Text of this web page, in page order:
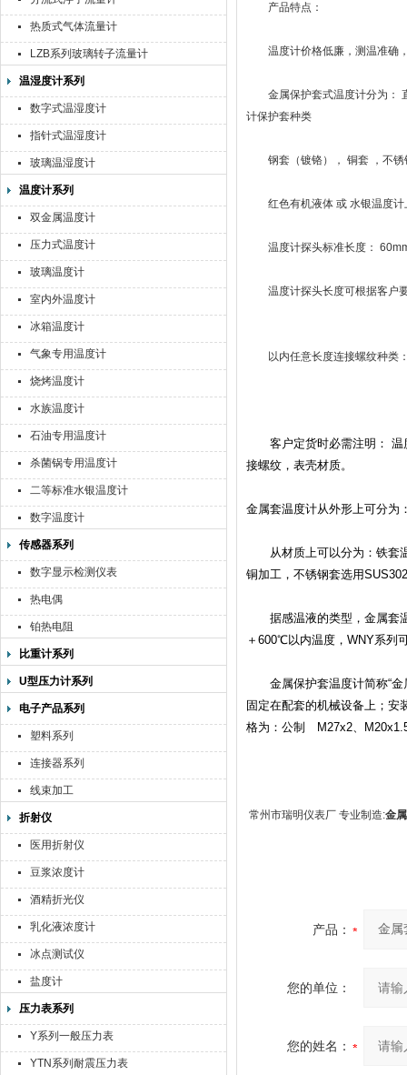
热质式气体流量计
LZB系列玻璃转子流量计
温湿度计系列
数字式温湿度计
指针式温湿度计
玻璃温湿度计
温度计系列
双金属温度计
压力式温度计
玻璃温度计
室内外温度计
冰箱温度计
气象专用温度计
烧烤温度计
水族温度计
石油专用温度计
杀菌锅专用温度计
二等标准水银温度计
数字温度计
传感器系列
数字显示检测仪表
热电偶
铂热电阻
比重计系列
U型压力计系列
电子产品系列
塑料系列
连接器系列
线束加工
折射仪
医用折射仪
豆浆浓度计
酒精折光仪
乳化液浓度计
冰点测试仪
盐度计
压力表系列
Y系列一般压力表
YTN系列耐震压力表
产品特点：
温度计价格低廉，测温准确
金属保护套式温度计分为：
计保护套种类
钢套（镀铬）， 铜套 ，不锈
红色有机液体 或 水银温度计
温度计探头标准长度： 60mm
温度计探头长度可根据客户
以内任意长度连接螺纹种类：
客户定货时必需注明： 温
接螺纹，表壳材质。
金属套温度计从外形上可分为
从材质上可以分为：铁套温
铜加工，不锈钢套选用
据感温液的类型，金属套温
＋600℃以内温度，WNY系列
金属保护套温度计简称“金
固定在配套的机械设备上；安
格为：公制 M27x2、
常州市瑞明仪表厂 专业制造:金
产品：
您的单位：
您的姓名：